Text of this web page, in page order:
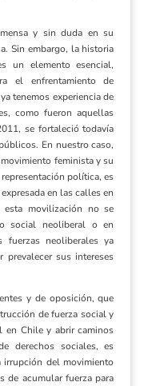
y sin duda en su
Sin embargo, la historia
un elemento esencial,
el enfrentamiento de
tenemos experiencia de
como fueron aquellas
se fortaleció todavía
En nuestro caso,
feminista y su
política, es
en las calles en
movilización no se
social neoliberal o en
fuerzas neoliberales ya
prevalecer sus intereses
y de oposición, que
de fuerza social y
en Chile y abrir caminos
derechos sociales, es
del movimiento
de acumular fuerza para